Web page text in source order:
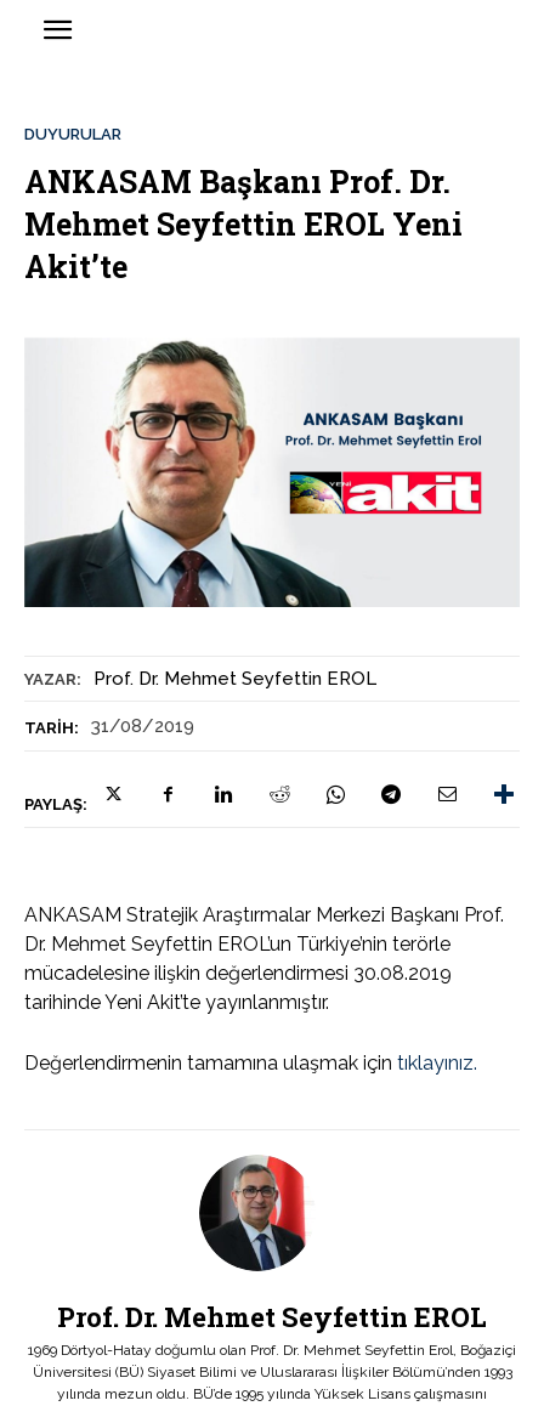
YAZAR: Prof. Dr. Mehmet Seyfettin EROL
TARIH: 31/08/2019
PAYLAŞ:
DUYURULAR
ANKASAM Başkanı Prof. Dr.
Mehmet Seyfettin EROL Yeni
Akit’te
ANKASAM Stratejik Araştırmalar Merkezi Başkanı Prof.
Dr. Mehmet Seyfettin EROL’un Türkiye’nin terörle
mücadelesine ilişkin değerlendirmesi 30.08.2019
tarihinde Yeni Akit’te yayınlanmıştır.
Değerlendirmenin tamamına ulaşmak için tıklayınız.
Prof. Dr. Mehmet Seyfettin EROL
1969 Dörtyol-Hatay doğumlu olan Prof. Dr. Mehmet Seyfettin Erol, Boğaziçi
Üniversitesi (BÜ) Siyaset Bilimi ve Uluslararası İlişkiler Bölümü’nden 1993
yılında mezun oldu. BÜ’de 1995 yılında Yüksek Lisans çalışmasını